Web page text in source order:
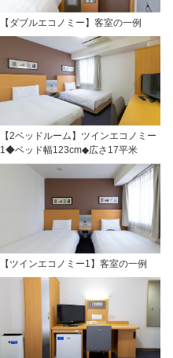
【ダブルエコノミー】客室の一例
【2ベッドルーム】ツインエコノミー
1◆ベッド幅123cm◆広さ17平米
【ツインエコノミー1】客室の一例